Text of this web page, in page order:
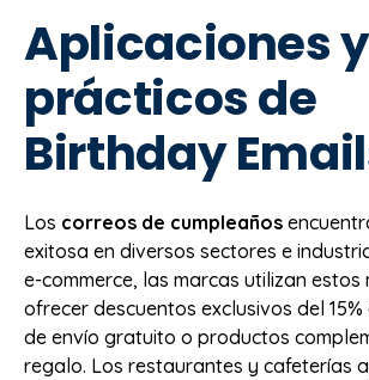
Aplicaciones
prácticos de
Birthday
Los correos de cumpleaños
exitosa en diversos sectores e
e-commerce, las marcas utilizan estos
ofrecer descuentos exclusivos del
de envío gratuito o productos
regalo. Los restaurantes y cafeterías